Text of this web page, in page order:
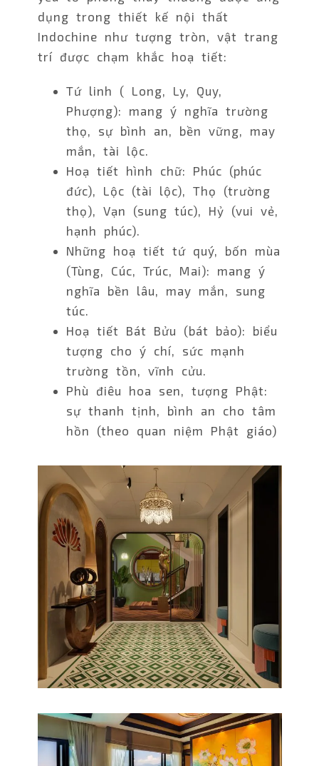
dụng trong thiết kế nội thất
Indochine như tượng tròn, vật trang
trí được chạm khắc hoạ tiết:
Tứ linh ( Long, Ly, Quy,
Phượng): mang ý nghĩa trường
thọ, sự bình an, bền vững, may
mắn, tài lộc.
Hoạ tiết hình chữ: Phúc (phúc
đức), Lộc (tài lộc), Thọ (trường
thọ), Vạn (sung túc), Hỷ (vui vẻ,
hạnh phúc).
Những hoạ tiết tứ quý, bốn mùa
(Tùng, Cúc, Trúc, Mai): mang ý
nghĩa bền lâu, may mắn, sung
túc.
Hoạ tiết Bát Bửu (bát bảo): biểu
tượng cho ý chí, sức mạnh
trường tồn, vĩnh cửu.
Phù điêu hoa sen, tượng Phật:
sự thanh tịnh, bình an cho tâm
hồn (theo quan niệm Phật giáo)